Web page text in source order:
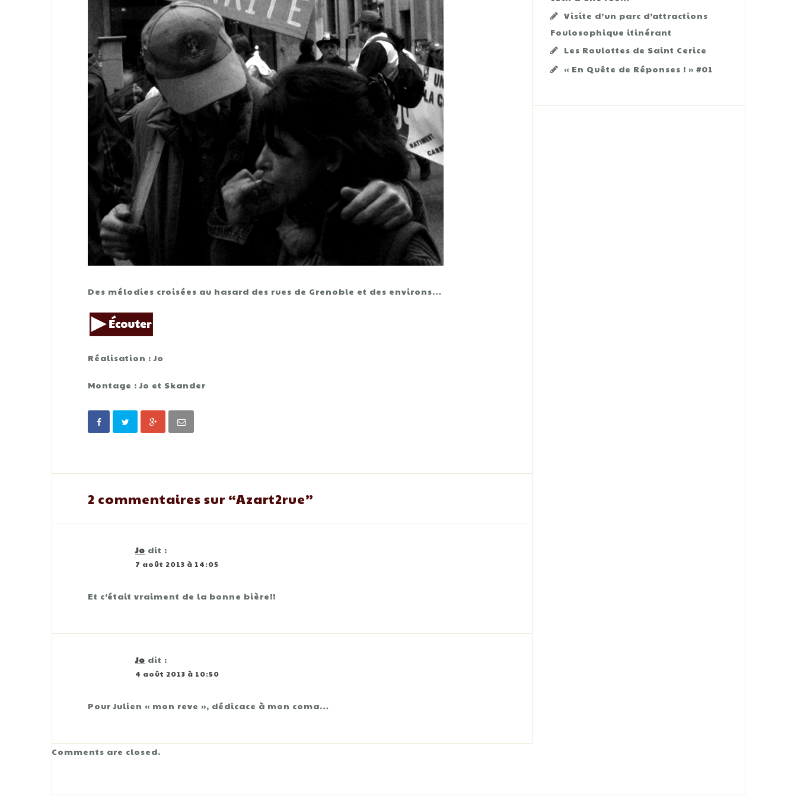
Des mélodies croisées au hasard des rues de Grenoble et des environs…
Réalisation : Jo
Montage : Jo et Skander
2 commentaires sur “Azart2rue”
Jo dit :
7 août 2013 à 14:05
Et c’était vraiment de la bonne bière!!
Jo dit :
4 août 2013 à 10:50
Pour Julien « mon reve », dédicace à mon coma…
Comments are closed.
Visite d’un parc d’attractions
Foulosophique itinérant
Les Roulottes de Saint Cerice
« En Quête de Réponses ! » #01